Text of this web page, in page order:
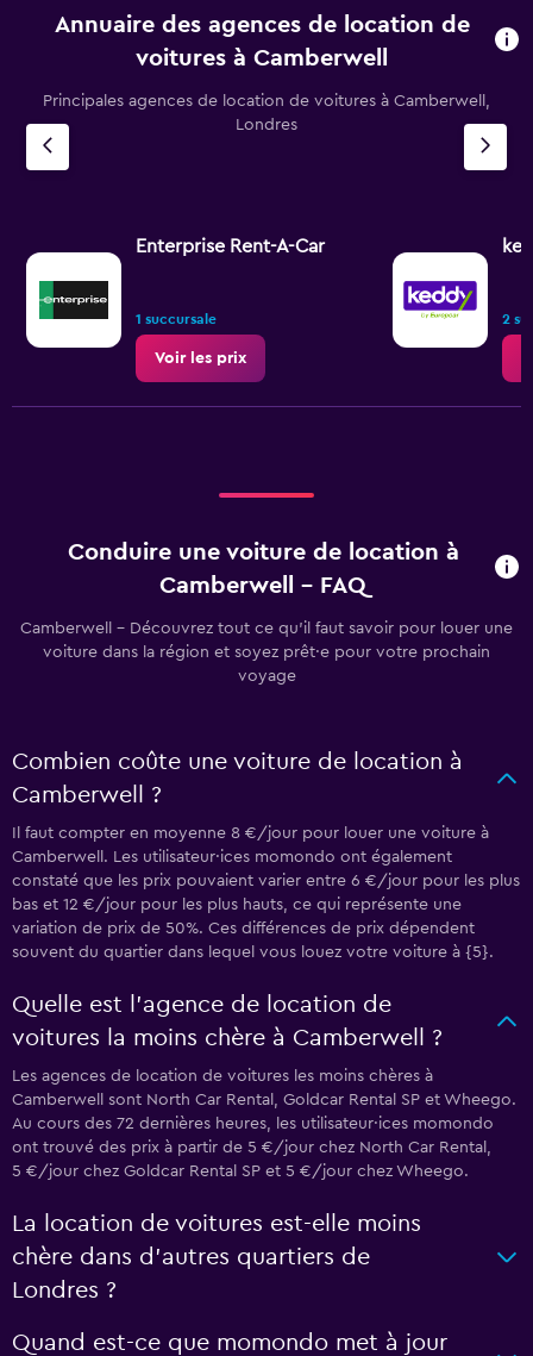
Annuaire des agences de location de
voitures à Camberwell
Principales agences de location de voitures à Camberwell,
Londres
Enterprise Rent-A-Car
1 succursale
Voir les prix
2
Conduire une voiture de location à
Camberwell - FAQ
Camberwell - Découvrez tout ce qu’il faut savoir pour louer une
voiture dans la région et soyez prêt·e pour votre prochain
voyage
Combien coûte une voiture de location à
Camberwell ?
Il faut compter en moyenne 8 €/jour pour louer une voiture à
Camberwell. Les utilisateur·ices momondo ont également
constaté que les prix pouvaient varier entre 6 €/jour pour les plus
bas et 12 €/jour pour les plus hauts, ce qui représente une
variation de prix de 50%. Ces différences de prix dépendent
souvent du quartier dans lequel vous louez votre voiture à {5}.
Quelle est l’agence de location de
voitures la moins chère à Camberwell ?
Les agences de location de voitures les moins chères à
Camberwell sont North Car Rental, Goldcar Rental SP et Wheego.
Au cours des 72 dernières heures, les utilisateur·ices momondo
ont trouvé des prix à partir de 5 €/jour chez North Car Rental,
5 €/jour chez Goldcar Rental SP et 5 €/jour chez Wheego.
La location de voitures est-elle moins
chère dans d’autres quartiers de
Londres ?
Quand est-ce que momondo met à jour